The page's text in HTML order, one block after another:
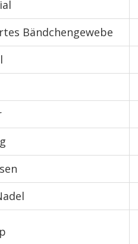
Bändchengewebe